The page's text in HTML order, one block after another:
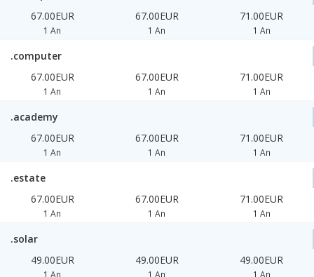
67.00EUR
1 An
67.00EUR
1 An
71.00EUR
1 An
.computer
67.00EUR
1 An
67.00EUR
1 An
71.00EUR
1 An
.academy
67.00EUR
1 An
67.00EUR
1 An
71.00EUR
1 An
.estate
67.00EUR
1 An
67.00EUR
1 An
71.00EUR
1 An
.solar
49.00EUR
1 An
49.00EUR
1 An
49.00EUR
1 An